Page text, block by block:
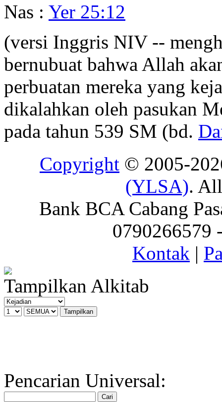
Nas : Yer 25:12
(versi Inggris NIV --
bernubuat bahwa Allah
perbuatan mereka yang
dikalahkan oleh pasukan
pada tahun 539 SM (bd.
Copyright © 2005-
(YLSA).
Bank BCA Cabang
0790266579
Kontak |
Tampilkan Alkitab
Pencarian Universal: